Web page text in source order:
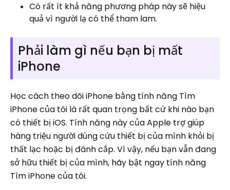
Có rất ít khả năng phương pháp này sẽ hiệu
quả vì người lạ có thể tham lam.
Phải làm gì nếu bạn bị mất
iPhone
Học cách theo dõi iPhone bằng tính năng Tìm
iPhone của tôi là rất quan trọng bất cứ khi nào bạn
có thiết bị iOS. Tính năng này của Apple trợ giúp
hàng triệu người dùng cứu thiết bị của mình khỏi bị
thất lạc hoặc bị đánh cắp. Vì vậy, nếu bạn vẫn đang
sở hữu thiết bị của mình, hãy bật ngay tính năng
Tìm iPhone của tôi.